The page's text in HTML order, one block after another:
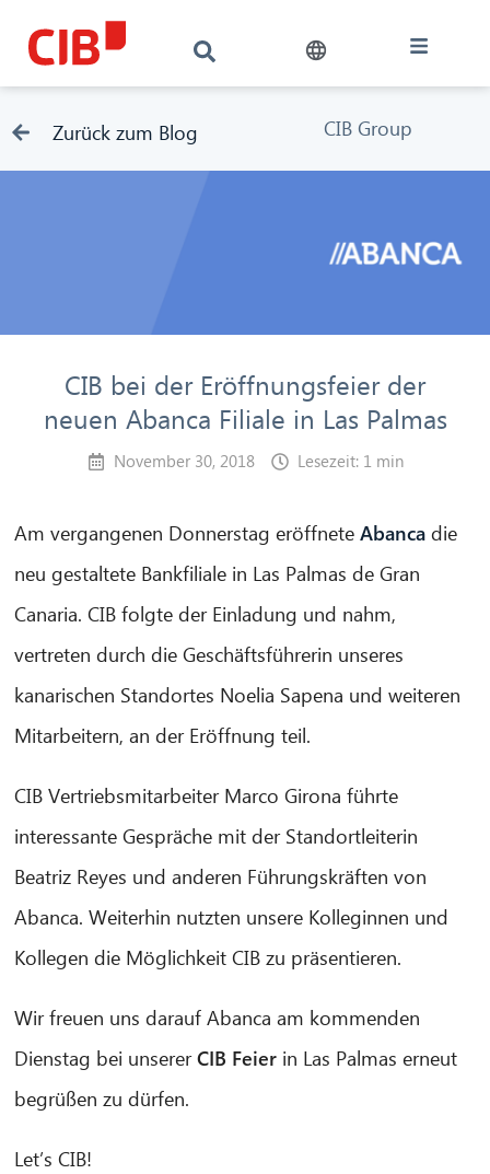
Zurück zum Blog CIB Group
CIB bei der Eröffnungsfeier der
neuen Abanca Filiale in Las Palmas
November 30, 2018 Lesezeit: 1 min
Am vergangenen Donnerstag eröffneteAbanca die
neu gestaltete Bankfiliale in Las Palmas de Gran
Canaria. CIB folgte der Einladung und nahm,
vertreten durch die Geschäftsführerin unseres
kanarischen Standortes Noelia Sapena und weiteren
Mitarbeitern, an der Eröffnung teil.
CIB Vertriebsmitarbeiter Marco Girona führte
interessante Gespräche mit der Standortleiterin
Beatriz Reyes und anderen Führungskräften von
Abanca. Weiterhin nutzten unsere Kolleginnen und
Kollegen die Möglichkeit CIB zu präsentieren.
Wir freuen uns darauf Abanca am kommenden
Dienstag bei unsererCIB Feier in Las Palmas erneut
begrüßen zu dürfen.
Let’s CIB!
CIB AI ChatBot